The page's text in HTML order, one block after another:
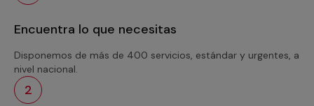
Encuentra lo que necesitas
Disponemos de más de 400 servicios, estándar y urgentes, a
nivel nacional.
2